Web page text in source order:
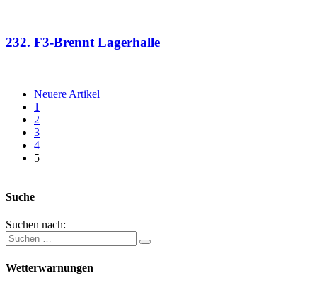
232. F3-Brennt Lagerhalle
Neuere Artikel
1
2
3
4
5
Suche
Suchen nach:
Wetterwarnungen